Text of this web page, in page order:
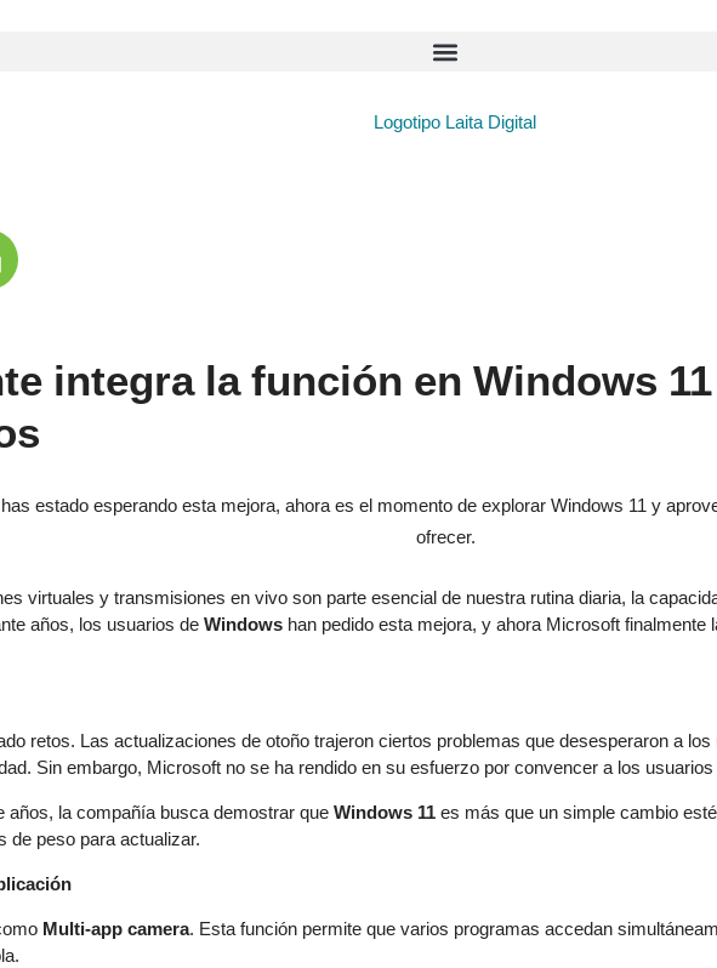
integra la función en Windows
virtuales y transmisiones en vivo son parte esencial de nuestra rutina diaria, la
años, los usuarios de Windows han pedido esta mejora, y ahora Microsoft finalmente
retos. Las actualizaciones de otoño trajeron ciertos problemas que desesperaron a
Sin embargo, Microsoft no se ha rendido en su esfuerzo por convencer a los
años, la compañía busca demostrar que Windows 11 es más que un simple cambio
de peso para actualizar.
Multi-app camera. Esta función permite que varios programas accedan